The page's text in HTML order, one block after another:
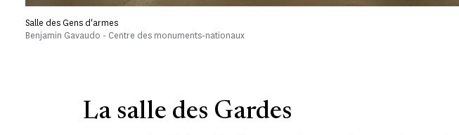
Salle des Gens d'armes
Benjamin Gavaudo - Centre des monuments-nationaux
La salle des Gardes